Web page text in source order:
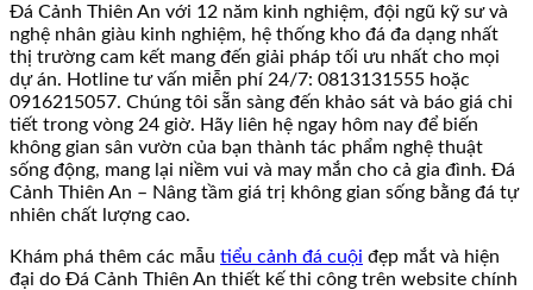
Đá Cảnh Thiên An với 12 năm kinh nghiệm, đội ngũ kỹ sư và
nghệ nhân giàu kinh nghiệm, hệ thống kho đá đa dạng nhất
thị trường cam kết mang đến giải pháp tối ưu nhất cho mọi
dự án. Hotline tư vấn miễn phí 24/7: 0813131555 hoặc
0916215057. Chúng tôi sẵn sàng đến khảo sát và báo giá chi
tiết trong vòng 24 giờ. Hãy liên hệ ngay hôm nay để biến
không gian sân vườn của bạn thành tác phẩm nghệ thuật
sống động, mang lại niềm vui và may mắn cho cả gia đình. Đá
Cảnh Thiên An – Nâng tầm giá trị không gian sống bằng đá tự
nhiên chất lượng cao.
Khám phá thêm các mẫu tiểu cảnh đá cuội đẹp mắt và hiện
đại do Đá Cảnh Thiên An thiết kế thi công trên website chính